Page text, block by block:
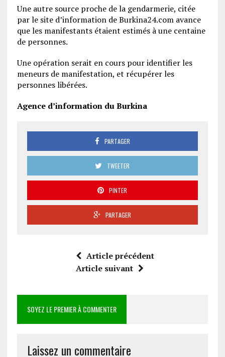
Une autre source proche de la gendarmerie, citée
par le site d’information de Burkina24.com avance
que les manifestants étaient estimés à une centaine
de personnes.
Une opération serait en cours pour identifier les
meneurs de manifestation, et récupérer les
personnes libérées.
Agence d’information du Burkina
PARTAGER
TWEETER
PINTER
PARTAGER
Article précédent
Article suivant
SOYEZ LE PREMIER À COMMENTER
Laissez un commentaire